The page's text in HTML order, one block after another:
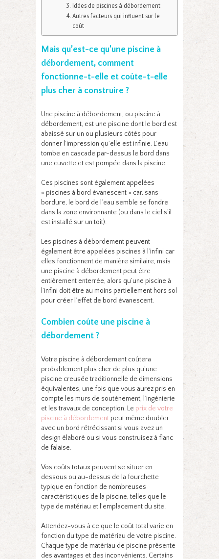
Idées de piscines à débordement
Autres facteurs qui influent sur le
coût
Mais qu’est-ce qu’une piscine à
débordement, comment
fonctionne-t-elle et coûte-t-elle
plus cher à construire ?
Une piscine à débordement, ou piscine à
débordement, est une piscine dont le bord est
abaissé sur un ou plusieurs côtés pour
donner l’impression qu’elle est infinie. L’eau
tombe en cascade par-dessus le bord dans
une cuvette et est pompée dans la piscine.
Ces piscines sont également appelées
« piscines à bord évanescent » car, sans
bordure, le bord de l’eau semble se fondre
dans la zone environnante (ou dans le ciel s’il
est installé sur un toit).
Les piscines à débordement peuvent
également être appelées piscines à l’infini car
elles fonctionnent de manière similaire, mais
une piscine à débordement peut être
entièrement enterrée, alors qu’une piscine à
l’infini doit être au moins partiellement hors sol
pour créer l’effet de bord évanescent.
Combien coûte une piscine à
débordement ?
Votre piscine à débordement coûtera
probablement plus cher de plus qu’une
piscine creusée traditionnelle de dimensions
équivalentes, une fois que vous aurez pris en
compte les murs de soutènement, l’ingénierie
et les travaux de conception. Le prix de votre
piscine à débordement peut même doubler
avec un bord rétrécissant si vous avez un
design élaboré ou si vous construisez à flanc
de falaise.
Vos coûts totaux peuvent se situer en
dessous ou au-dessus de la fourchette
typique en fonction de nombreuses
caractéristiques de la piscine, telles que le
type de matériau et l’emplacement du site.
Attendez-vous à ce que le coût total varie en
fonction du type de matériau de votre piscine.
Chaque type de matériau de piscine présente
des avantages et des inconvénients. Certains